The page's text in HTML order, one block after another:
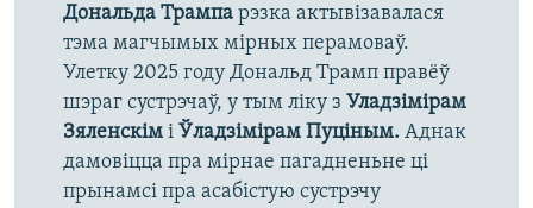
Дональда Трампарэзка актывізавалася
тэма магчымых мірных перамоваў.
Улетку 2025 году Дональд Трамп правёў
шэраг сустрэчаў, у тым ліку з Уладзімірам
Зяленскімі Ўладзімірам Пуціным. Аднак
дамовіцца пра мірнае пагадненьне ці
прынамсі пра асабістую сустрэчу